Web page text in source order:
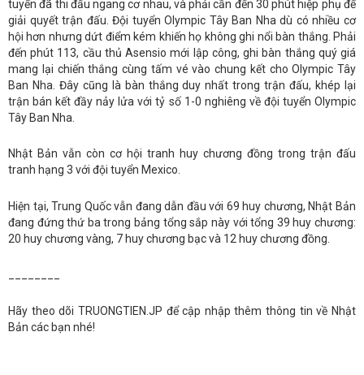
tuyển đã thi đấu ngang cơ nhau, và phải cần đến 30 phút hiệp phụ để
giải quyết trận đấu. Đội tuyển Olympic Tây Ban Nha dù có nhiều cơ
hội hơn nhưng dứt điểm kém khiến họ không ghi nổi bàn thắng. Phải
đến phút 113, cầu thủ Asensio mới lập công, ghi bàn thắng quý giá
mang lại chiến thắng cùng tấm vé vào chung kết cho Olympic Tây
Ban Nha. Đây cũng là bàn thắng duy nhất trong trận đấu, khép lại
trận bán kết đầy nảy lửa với tỷ số 1-0 nghiêng về đội tuyển Olympic
Tây Ban Nha.
Nhật Bản vẫn còn cơ hội tranh huy chương đồng trong trận đấu
tranh hạng 3 với đội tuyển Mexico.
Hiện tại, Trung Quốc vẫn đang dẫn đầu với 69 huy chương, Nhật Bản
đang đứng thứ ba trong bảng tổng sắp này với tổng 39 huy chương:
20 huy chương vàng, 7 huy chương bạc và 12 huy chương đồng.
Hãy theo dõi TRUONGTIEN.JP để cập nhập thêm thông tin về Nhật
Bản các bạn nhé!